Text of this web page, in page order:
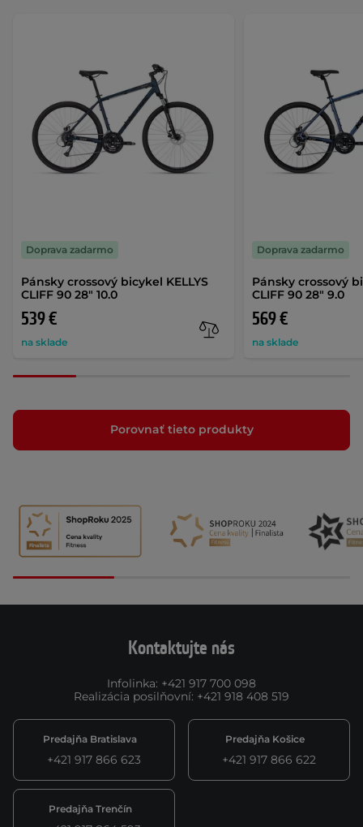
Pánsky crossový bicykel KELLYS
CLIFF 90 28" 10.0
539 €
na sklade
Doprava zadarmo
Pánsky crossový
CLIFF 90 28" 9.0
569 €
na sklade
Doprava zadarmo
Porovnať tieto produkty
Kontaktujte nás
Infolinka: +421 917 700 098
Realizácia posilňovní: +421 918 408 519
Predajňa Bratislava
+421 917 866 623
Predajňa Košice
+421 917 866 622
Predajňa Trenčín